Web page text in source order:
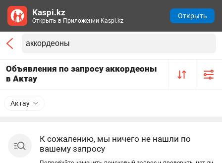
Объявления по запросу аккордеоны
в Актау
Актау
К сожалению, мы ничего не нашли по
вашему запросу
Kaspi.kz
Открыть в Приложении Kaspi.kz
Открыть